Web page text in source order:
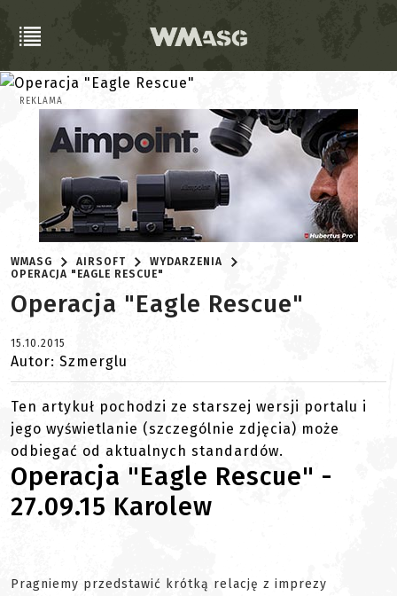
REKLAMA
WMASG AIRSOFT
WYDARZENIA
OPERACJA "EAGLE RESCUE"
Operacja "Eagle Rescue"
15.10.2015
Autor: Szmerglu
Ten artykuł pochodzi ze starszej wersji portalu i
jego wyświetlanie (szczególnie zdjęcia) może
odbiegać od aktualnych standardów.
Operacja "Eagle Rescue" -
27.09.15 Karolew
Pragniemy przedstawić krótką relację z imprezy